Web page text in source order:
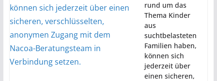
rund um das
Thema Kinder
aus
suchtbelasteten
Familien haben,
können sich
jederzeit über
einen sicheren,